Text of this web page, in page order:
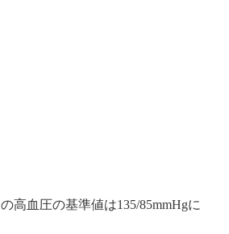
高血圧の基準値は135/85mmHgに